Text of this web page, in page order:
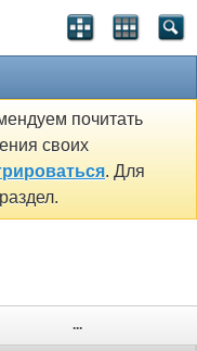
почитать
своих
. Для
...